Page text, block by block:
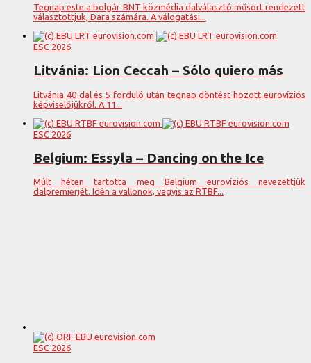
Tegnap este a bolgár BNT közmédia dalválasztó műsort rendezett
választottjuk, Dara számára. A válogatási...
ESC 2026
Litvánia: Lion Ceccah – Sólo quiero más
Litvánia 40 dal és 5 forduló után tegnap döntést hozott eurovíziós
képviselőjükről. A 11...
ESC 2026
Belgium: Essyla – Dancing on the Ice
Múlt héten tartotta meg Belgium eurovíziós nevezettjük
dalpremierjét. Idén a vallonok, vagyis az RTBF...
ESC 2026